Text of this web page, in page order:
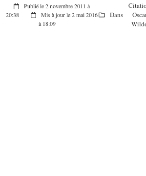
Publié le 2 novembre 2011 à
20:38
Mis à jour le 2 mai 2016
à 18:09
Dans